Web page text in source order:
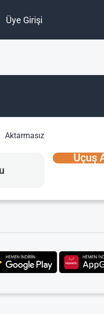
Üye Girişi
Aktarmasız
Uçuş